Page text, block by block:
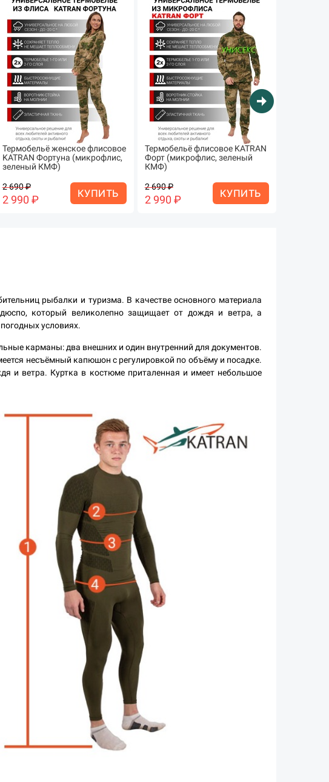
Термобельё женское флисовое
KATRAN Фортуна (микрофлис,
зеленый КМФ)
2 690 ₽
2 990 ₽ КУПИТЬ
Термобельё флисовое KATRAN
Форт (микрофлис, зеленый
КМФ)
2 690 ₽
2 990 ₽ КУПИТЬ
arrow_circle_right
рыбалки и туризма. В качестве основного материала
который великолепно защищает от дождя и ветра, а
условиях.
карманы: два внешних и один внутренний для документов.
несъёмный капюшон с регулировкой по объёму и посадке.
и ветра. Куртка в костюме приталенная и имеет небольшое